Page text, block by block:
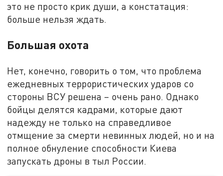
это не просто крик души, а констатация:
больше нельзя ждать.
Большая охота
Нет, конечно, говорить о том, что проблема
ежедневных террористических ударов со
стороны ВСУ решена – очень рано. Однако
бойцы делятся кадрами, которые дают
надежду не только на справедливое
отмщение за смерти невинных людей, но и на
полное обнуление способности Киева
запускать дроны в тыл России.